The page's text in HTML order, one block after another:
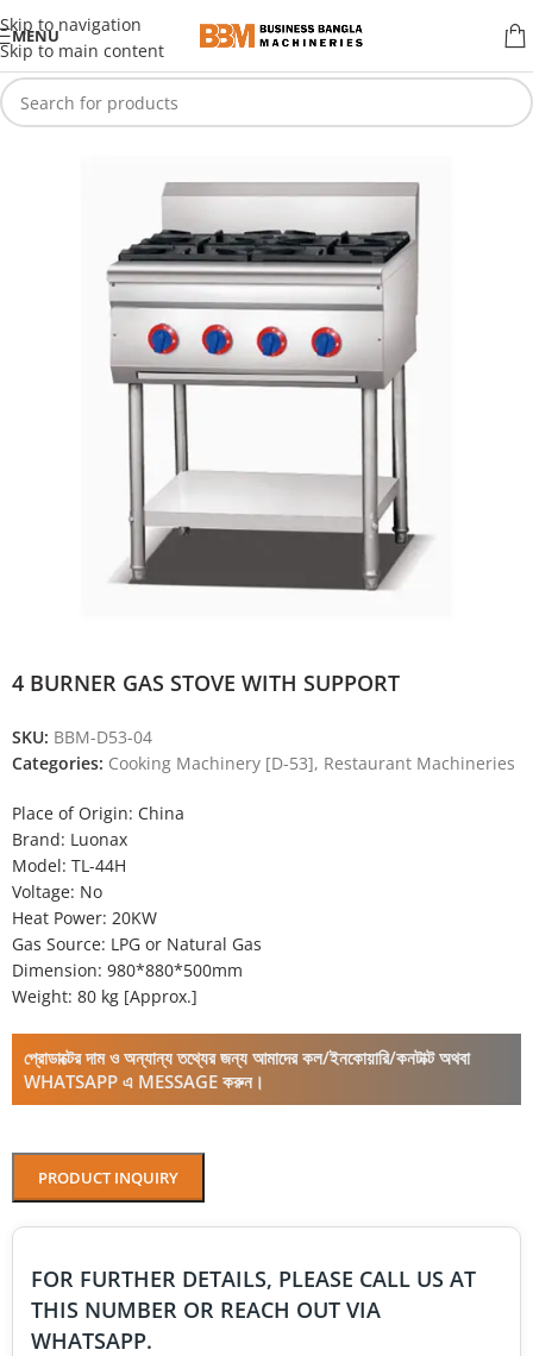
Skip to navigation
Skip to main content
MENU
4 BURNER GAS STOVE WITH SUPPORT
SKU: BBM-D53-04
Categories: Cooking Machinery [D-53], Restaurant Machineries
Place of Origin: China
Brand: Luonax
Model: TL-44H
Voltage: No
Heat Power: 20KW
Gas Source: LPG or Natural Gas
Dimension: 980*880*500mm
Weight: 80 kg [Approx.]
প্রোডাক্টের দাম ও অন্যান্য তথ্যের জন্য আমাদের কল/ইনকোয়ারি/কনটাক্ট অথবা
WHATSAPP এ MESSAGE করুন।
PRODUCT INQUIRY
FOR FURTHER DETAILS, PLEASE CALL US AT
THIS NUMBER OR REACH OUT VIA
WHATSAPP.